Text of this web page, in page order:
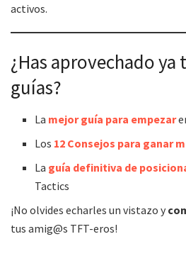
activos.
¿Has aprovechado ya
guías?
La mejor guía para empezar
Los 12 Consejos para ganar
La guía definitiva de
Tactics
¡No olvides echarles un vistazo y
tus amig@s TFT-eros!